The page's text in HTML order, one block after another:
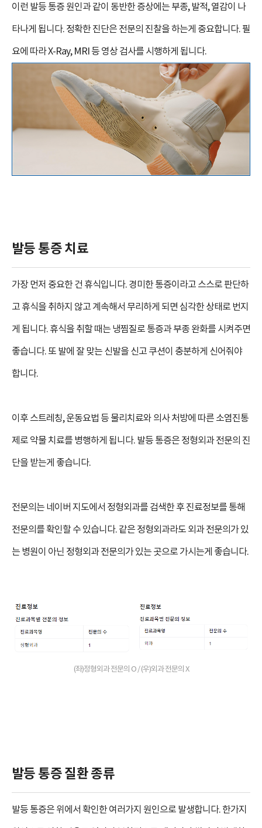
이런 발등 통증 원인과 같이 동반한 증상에는 부종, 발적, 열감이 나
타나게 됩니다. 정확한 진단은 전문의 진찰을 하는게 중요합니다. 필
요에 따라 X-Ray, MRI 등 영상 검사를 시행하게 됩니다.
발등 통증 치료
가장 먼저 중요한 건 휴식입니다. 경미한 통증이라고 스스로 판단하
고 휴식을 취하지 않고 계속해서 무리하게 되면 심각한 상태로 번지
게 됩니다. 휴식을 취할 때는 냉찜질로 통증과 부종 완화를 시켜주면
좋습니다. 또 발에 잘 맞는 신발을 신고 쿠션이 충분하게 신어줘야
합니다.
이후 스트레칭, 운동요법 등 물리치료와 의사 처방에 따른 소염진통
제로 약물 치료를 병행하게 됩니다. 발등 통증은 정형외과 전문의 진
단을 받는게 좋습니다.
전문의는 네이버 지도에서 정형외과를 검색한 후 진료정보를 통해
전문의를 확인할 수 있습니다. 같은 정형외과라도 외과 전문의가 있
는 병원이 아닌 정형외과 전문의가 있는 곳으로 가시는게 좋습니다.
(좌)정형외과 전문의 O / (우)외과 전문의 X
발등 통증 질환 종류
발등 통증은 위에서 확인한 여러가지 원인으로 발생합니다. 한가지